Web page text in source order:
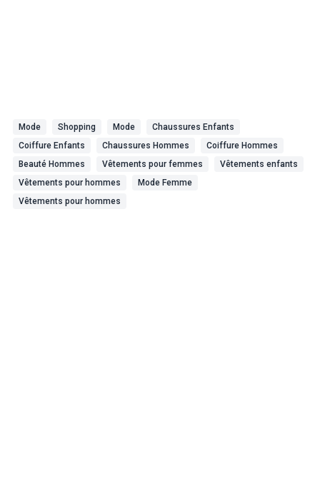
Mode Shopping Mode
Chaussures Enfants
Coiffure Enfants
Chaussures Hommes
Coiffure Hommes
Beauté Hommes
Vêtements pour femmes
Vêtements enfants
Vêtements pour hommes
Mode Femme
Vêtements pour hommes